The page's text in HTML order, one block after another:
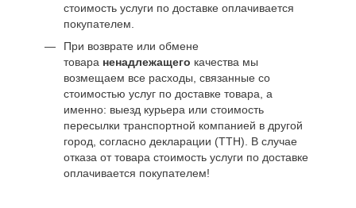
стоимость услуги по доставке оплачивается
покупателем.
При возврате или обмене
товара ненадлежащего качества мы
возмещаем все расходы, связанные со
стоимостью услуг по доставке товара, а
именно: выезд курьера или стоимость
пересылки транспортной компанией в другой
город, согласно декларации (ТТН). В случае
отказа от товара стоимость услуги по доставке
оплачивается покупателем!